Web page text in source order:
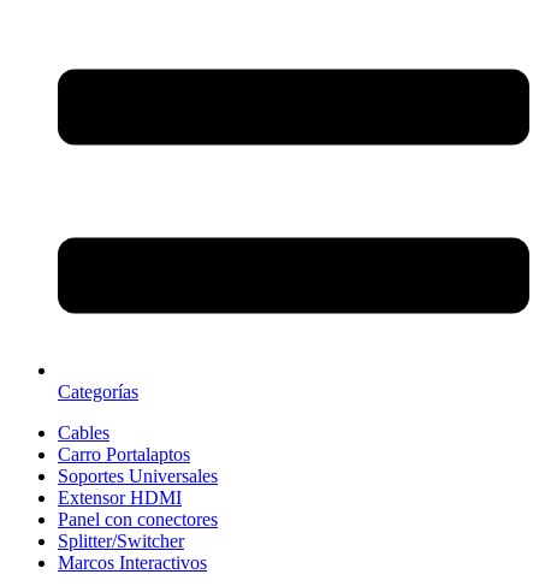
Categorías
Cables
Carro Portalaptos
Soportes Universales
Extensor HDMI
Panel con conectores
Splitter/Switcher
Marcos Interactivos